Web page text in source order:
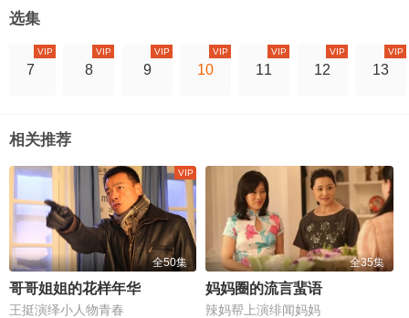
选集
7
VIP
8
VIP
9
VIP
10
VIP
11
VIP
12
VIP
13
VIP
相关推荐
全50集
哥哥姐姐的花样年华
王挺演绎小人物青春
全35集
妈妈圈的流言蜚语
辣妈帮上演绯闻妈妈